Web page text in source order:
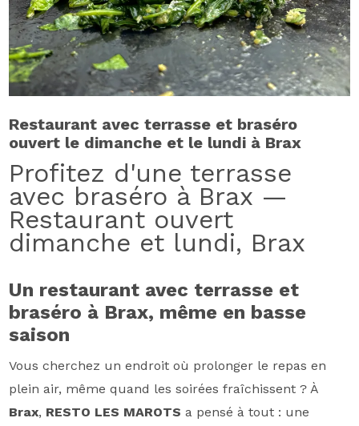
Restaurant avec terrasse et braséro
ouvert le dimanche et le lundi à Brax
Profitez d'une terrasse
avec braséro à Brax —
Restaurant ouvert
dimanche et lundi, Brax
Un restaurant avec terrasse et
braséro à Brax, même en basse
saison
Vous cherchez un endroit où prolonger le repas en
plein air, même quand les soirées fraîchissent ? À
Brax, RESTO LES MAROTS a pensé à tout : une